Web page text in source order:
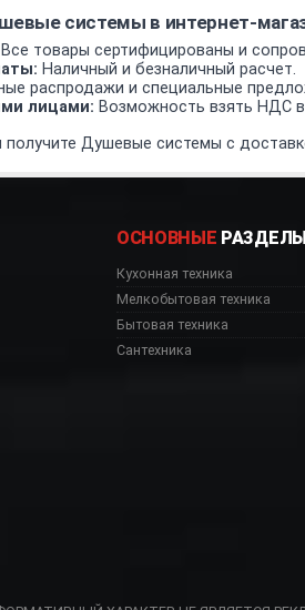
системы в интернет-
Все товары сертифицированы и
Наличный и безналичный расчет.
распродажи и специальные
лицами: Возможность взять НДС в
Душевые системы с
ОСНОВНЫЕ РАЗДЕЛЫ
Кухонная техника
Мелкобытовая техника
Бытовая техника
Сантехника